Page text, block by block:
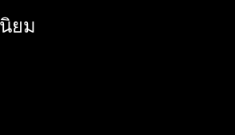
ยม